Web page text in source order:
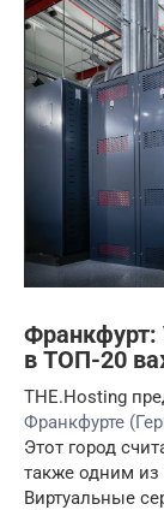
Франкфурт:
в ТОП-20
THE.Hosting
Франкфурте
Этот город
также одним из
Виртуальные